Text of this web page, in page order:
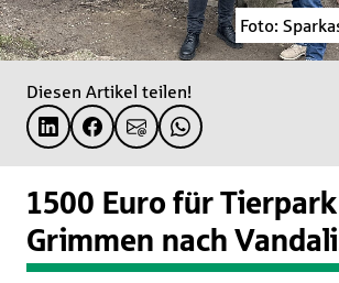
Foto:
Diesen Artikel teilen!
1500 Euro für Tierpark
Grimmen nach